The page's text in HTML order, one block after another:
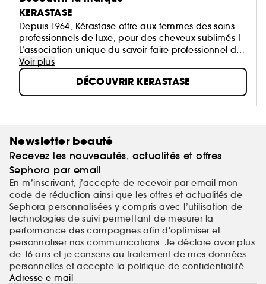
KERASTASE
Depuis 1964, Kérastase offre aux femmes des soins
professionnels de luxe, pour des cheveux sublimés !
L’association unique du savoir-faire professionnel du
coiffeur et le meilleur de la Recherche Avancée
L'Oréal.
Voir plus
DÉCOUVRIR KERASTASE
Newsletter beauté
Recevez les nouveautés, actualités et offres
Sephora par email
En m’inscrivant, j’accepte de recevoir par email mon
code de réduction ainsi que les offres et actualités de
Sephora personnalisées y compris avec l’utilisation de
technologies de suivi permettant de mesurer la
performance des campagnes afin d'optimiser et
personnaliser nos communications. Je déclare avoir plus
de 16 ans et je consens au traitement de mes données
personnelleset accepte la politique de confidentialité .
Adresse e-mail